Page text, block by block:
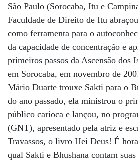
São Paulo (Sorocaba, Itu e
Faculdade de Direito de Itu
como ferramenta para o
da capacidade de concentração e
primeiros passos da Ascensão dos
em Sorocaba, em novembro de
Mário Duarte trouxe Sakti para o
do ano passado, ela ministrou o
público carioca e lançou, no
(GNT), apresentado pela atriz e
Travassos, o livro Hei Deus! É
qual Sakti e Bhushana contam